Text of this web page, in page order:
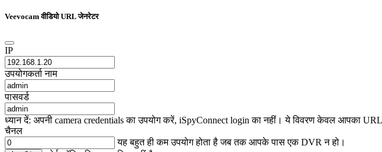
Veevocam वीडियो URL जेनरेटर
IP
उपयोगकर्ता नाम
पासवर्ड
ध्यान दें: अपनी camera credentials का उपयोग करें, iSpyConnect login का नहीं। ये विवरण केवल आपका
चैनल
यह बहुत ही कम उपयोग होता है जब तक आपके पास एक DVR न हो।